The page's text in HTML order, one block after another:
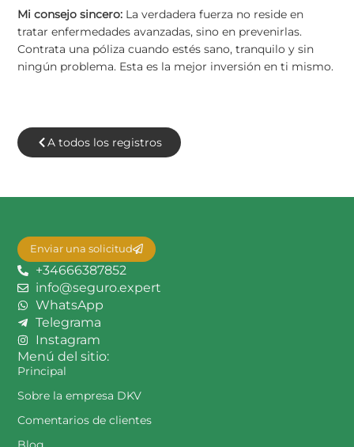
Mi consejo sincero: La verdadera fuerza no reside en
tratar enfermedades avanzadas, sino en prevenirlas.
Contrata una póliza cuando estés sano, tranquilo y sin
ningún problema. Esta es la mejor inversión en ti mismo.
A todos los registros
Menú del sitio:
Principal
Sobre la empresa DKV
Comentarios de clientes
Enviar una solicitud
+34666387852
info@seguro.expert
WhatsApp
Telegrama
Instagram